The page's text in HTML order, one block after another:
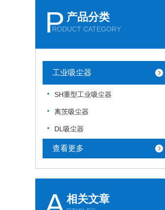
P 产品分类
RODUCT CATEGORY
工业吸尘器
SH重型工业吸尘器
离茨吸尘器
DL吸尘器
查看更多
相关文章